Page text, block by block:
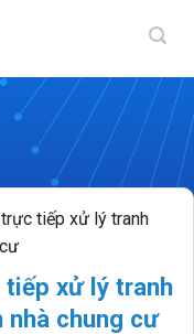
tiếp xử lý tranh
tiếp xử lý tranh
nhà chung cư